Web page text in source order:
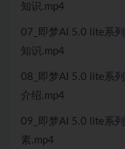
知识.mp4
07_即梦AI 5.0 lite系
知识.mp4
08_即梦AI 5.0 lite系
介绍.mp4
09_即梦AI 5.0 lite系
素.mp4